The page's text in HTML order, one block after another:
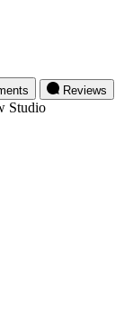
Reviews
Studio